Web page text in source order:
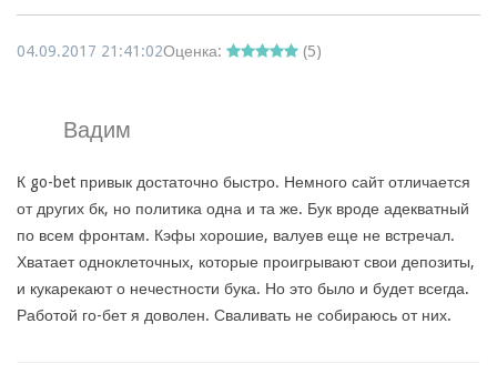
04.09.2017 21:41:02Оценка: (5)
Вадим
К go-bet привык достаточно быстро. Немного сайт отличается
от других бк, но политика одна и та же. Бук вроде адекватный
по всем фронтам. Кэфы хорошие, валуев еще не встречал.
Хватает одноклеточных, которые проигрывают свои депозиты,
и кукарекают о нечестности бука. Но это было и будет всегда.
Работой го-бет я доволен. Сваливать не собираюсь от них.